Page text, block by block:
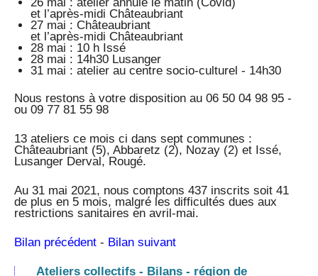
et l’après-midi Châteaubriant
27 mai : Châteaubriant
et l’après-midi Châteaubriant
28 mai : 10 h Issé
28 mai : 14h30 Lusanger
31 mai : atelier au centre socio-culturel - 14h30
Nous restons à votre disposition au 06 50 04 98 95 -
ou 09 77 81 55 98
13 ateliers ce mois ci dans sept communes :
Châteaubriant (5), Abbaretz (2), Nozay (2) et Issé,
Lusanger Derval, Rougé.
Au 31 mai 2021, nous comptons 437 inscrits soit 41
de plus en 5 mois, malgré les difficultés dues aux
restrictions sanitaires en avril-mai.
Bilan précédent - Bilan suivant
Ateliers collectifs - Bilans - région de